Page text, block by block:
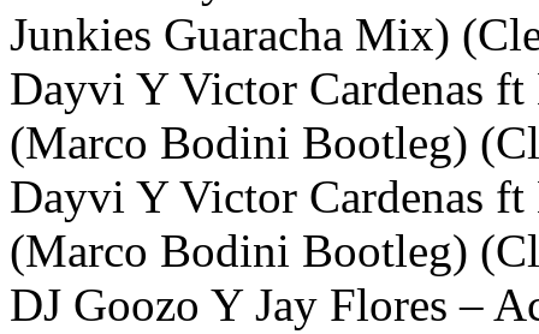
Junkies Guaracha Mix)
Dayvi Y Victor Cardenas
(Marco Bodini Bootleg)
Dayvi Y Victor Cardenas
(Marco Bodini Bootleg)
DJ Goozo Y Jay Flores –